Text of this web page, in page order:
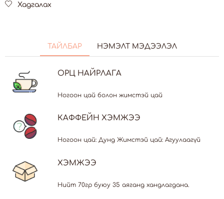
Хадгалах
ТАЙЛБАР НЭМЭЛТ МЭДЭЭЛЭЛ
ОРЦ НАЙРЛАГА
Ногоон цай болон жимстэй цай
КАФФЕЙН ХЭМЖЭЭ
Ногоон цай: Дунд Жимстэй цай: Агуулаагүй
ХЭМЖЭЭ
Нийт 70гр буюу 35 аяганд хандлагдана.